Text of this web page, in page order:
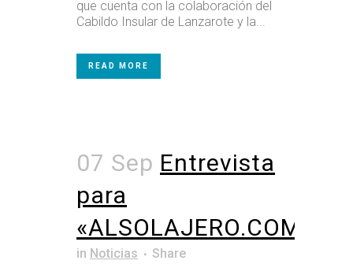
que cuenta con la colaboración del
Cabildo Insular de Lanzarote y la...
READ MORE
07 Sep Entrevista
para
«ALSOLAJERO.COM»
in Noticias Share